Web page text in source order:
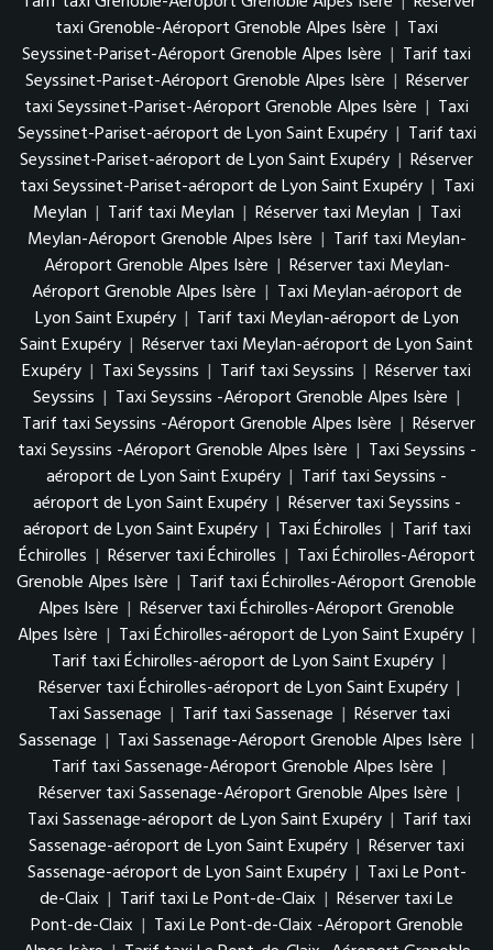
taxi Grenoble-Aéroport Grenoble Alpes Isère | Taxi
Seyssinet-Pariset-Aéroport Grenoble Alpes Isère | Tarif taxi
Seyssinet-Pariset-Aéroport Grenoble Alpes Isère | Réserver
taxi Seyssinet-Pariset-Aéroport Grenoble Alpes Isère | Taxi
Seyssinet-Pariset-aéroport de Lyon Saint Exupéry | Tarif taxi
Seyssinet-Pariset-aéroport de Lyon Saint Exupéry | Réserver
taxi Seyssinet-Pariset-aéroport de Lyon Saint Exupéry | Taxi
Meylan | Tarif taxi Meylan | Réserver taxi Meylan | Taxi
Meylan-Aéroport Grenoble Alpes Isère | Tarif taxi Meylan-
Aéroport Grenoble Alpes Isère | Réserver taxi Meylan-
Aéroport Grenoble Alpes Isère | Taxi Meylan-aéroport de
Lyon Saint Exupéry | Tarif taxi Meylan-aéroport de Lyon
Saint Exupéry | Réserver taxi Meylan-aéroport de Lyon Saint
Exupéry | Taxi Seyssins | Tarif taxi Seyssins | Réserver taxi
Seyssins | Taxi Seyssins -Aéroport Grenoble Alpes Isère |
Tarif taxi Seyssins -Aéroport Grenoble Alpes Isère | Réserver
taxi Seyssins -Aéroport Grenoble Alpes Isère | Taxi Seyssins -
aéroport de Lyon Saint Exupéry | Tarif taxi Seyssins -
aéroport de Lyon Saint Exupéry | Réserver taxi Seyssins -
aéroport de Lyon Saint Exupéry | Taxi Échirolles | Tarif taxi
Échirolles | Réserver taxi Échirolles | Taxi Échirolles-Aéroport
Grenoble Alpes Isère | Tarif taxi Échirolles-Aéroport Grenoble
Alpes Isère | Réserver taxi Échirolles-Aéroport Grenoble
Alpes Isère | Taxi Échirolles-aéroport de Lyon Saint Exupéry |
Tarif taxi Échirolles-aéroport de Lyon Saint Exupéry |
Réserver taxi Échirolles-aéroport de Lyon Saint Exupéry |
Taxi Sassenage | Tarif taxi Sassenage | Réserver taxi
Sassenage | Taxi Sassenage-Aéroport Grenoble Alpes Isère |
Tarif taxi Sassenage-Aéroport Grenoble Alpes Isère |
Réserver taxi Sassenage-Aéroport Grenoble Alpes Isère |
Taxi Sassenage-aéroport de Lyon Saint Exupéry | Tarif taxi
Sassenage-aéroport de Lyon Saint Exupéry | Réserver taxi
Sassenage-aéroport de Lyon Saint Exupéry | Taxi Le Pont-
de-Claix | Tarif taxi Le Pont-de-Claix | Réserver taxi Le
Pont-de-Claix | Taxi Le Pont-de-Claix -Aéroport Grenoble